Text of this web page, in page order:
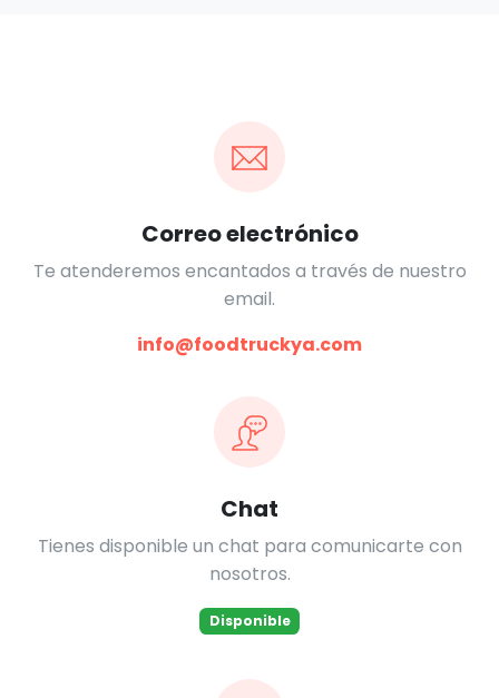
Correo electrónico
Te atenderemos encantados a través de nuestro
email.
info@foodtruckya.com
Chat
Tienes disponible un chat para comunicarte con
nosotros.
Disponible